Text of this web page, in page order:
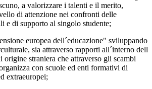
a valorizzare i talenti e il merito,
di attenzione nei confronti delle
e di supporto al singolo studente;
europea dell´educazione" sviluppando
sia attraverso rapporti all´interno dell
origine straniera che attraverso gli scambi
con scuole ed enti formativi di
extraeuropei;